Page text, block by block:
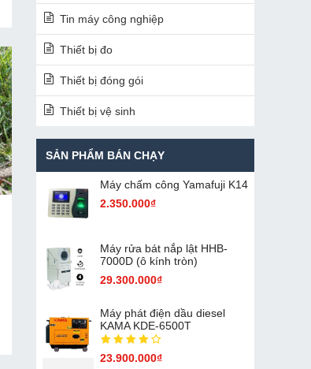
Tin máy công nghiệp
Thiết bị đo
Thiết bị đóng gói
Thiết bị vệ sinh
SẢN PHẨM BÁN CHẠY
Máy chấm cô​ng Yamafuji K14
2.350.000₫
Máy rửa bát nắp lật HHB-
7000D (ô kính tròn)
29.300.000₫
Máy phát điện dầu diesel
KAMA KDE-6500T
23.900.000₫